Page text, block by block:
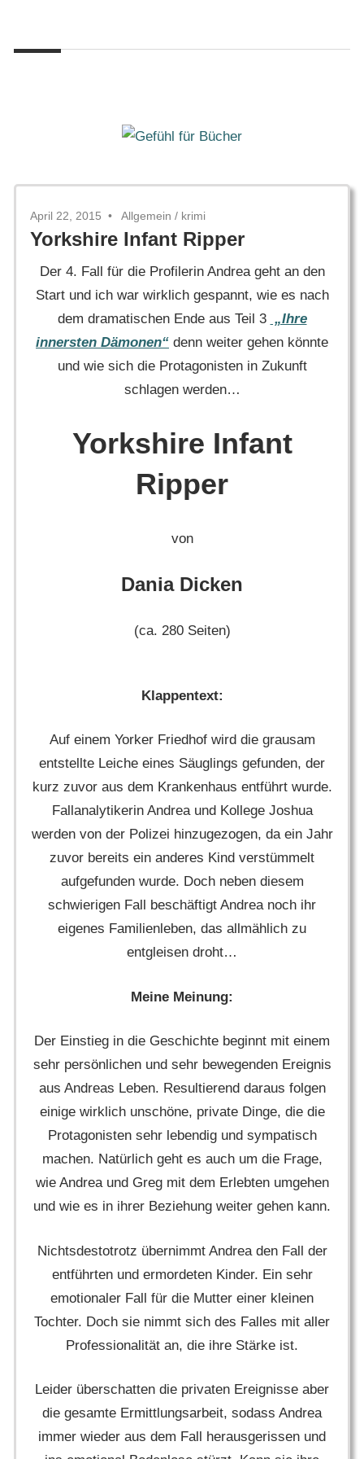
springen
Gefühl
für
April 22, 2015 Allgemein / krimi
Yorkshire Infant Ripper
Der 4. Fall für die Profilerin Andrea geht an den
Start und ich war wirklich gespannt, wie es nach
dem dramatischen Ende aus Teil 3 „Ihre
innersten Dämonen“ denn weiter gehen könnte
und wie sich die Protagonisten in Zukunft
schlagen werden…
Yorkshire Infant
Ripper
von
Dania Dicken
(ca. 280 Seiten)
Klappentext:
Auf einem Yorker Friedhof wird die grausam
entstellte Leiche eines Säuglings gefunden, der
kurz zuvor aus dem Krankenhaus entführt wurde.
Fallanalytikerin Andrea und Kollege Joshua
werden von der Polizei hinzugezogen, da ein Jahr
zuvor bereits ein anderes Kind verstümmelt
aufgefunden wurde. Doch neben diesem
schwierigen Fall beschäftigt Andrea noch ihr
eigenes Familienleben, das allmählich zu
entgleisen droht…
Meine Meinung:
Der Einstieg in die Geschichte beginnt mit einem
sehr persönlichen und sehr bewegenden Ereignis
aus Andreas Leben. Resultierend daraus folgen
einige wirklich unschöne, private Dinge, die die
Protagonisten sehr lebendig und sympatisch
machen. Natürlich geht es auch um die Frage,
wie Andrea und Greg mit dem Erlebten umgehen
und wie es in ihrer Beziehung weiter gehen kann.
Nichtsdestotrotz übernimmt Andrea den Fall der
entführten und ermordeten Kinder. Ein sehr
emotionaler Fall für die Mutter einer kleinen
Tochter. Doch sie nimmt sich des Falles mit aller
Professionalität an, die ihre Stärke ist.
Leider überschatten die privaten Ereignisse aber
die gesamte Ermittlungsarbeit, sodass Andrea
immer wieder aus dem Fall herausgerissen und